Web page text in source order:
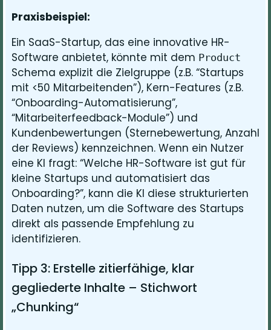
Praxisbeispiel:
Ein SaaS-Startup, das eine innovative HR-
Software anbietet, könnte mit dem Product
Schema explizit die Zielgruppe (z.B. “Startups
mit <50 Mitarbeitenden”), Kern-Features (z.B.
“Onboarding-Automatisierung”,
“Mitarbeiterfeedback-Module”) und
Kundenbewertungen (Sternebewertung, Anzahl
der Reviews) kennzeichnen. Wenn ein Nutzer
eine KI fragt: “Welche HR-Software ist gut für
kleine Startups und automatisiert das
Onboarding?”, kann die KI diese strukturierten
Daten nutzen, um die Software des Startups
direkt als passende Empfehlung zu
identifizieren.
Tipp 3: Erstelle zitierfähige, klar
gegliederte Inhalte – Stichwort
„Chunking“